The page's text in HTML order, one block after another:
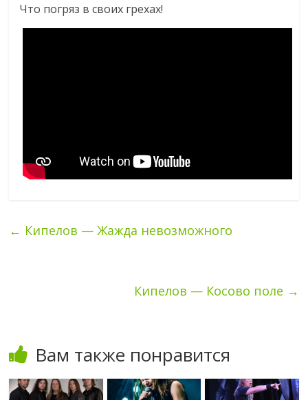
Что погряз в своих грехах!
← Кипелов — Жажда невозможного
Кипелов — Косово поле →
Вам также понравится